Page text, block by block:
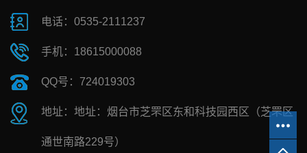
电话：0535-2111237
手机：18615000088
QQ号：724019303
地址：地址：烟台市芝罘区东和科技园西区（芝罘区
通世南路229号）